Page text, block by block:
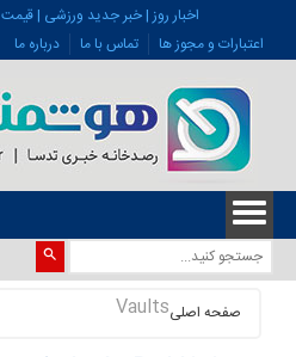
اخبار روز | خبر جدید ورزشی | قیمت
اعتبارات و مجوز ها
تماس با ما درباره ما
صفحه اصلیVaults